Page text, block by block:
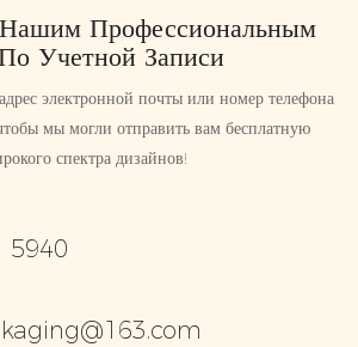
Профессиональным
Учетной Записи
электронной почты или номер телефона
мы могли отправить вам бесплатную
спектра дизайнов!
5940